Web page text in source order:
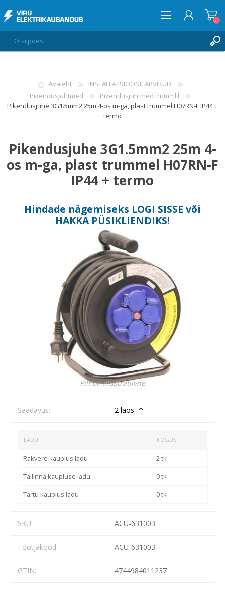
LOGI SISSE
SOOVIKORV
0
0
Avaleht
INSTALLATSIOONITARVIKUD
Pikendusjuhtmed
Pikendusjuhtmed trummlil
Pikendusjuhe 3G1.5mm2 25m 4-os m-ga, plast trummel H07RN-F IP44 +
termo
Pikendusjuhe 3G1.5mm2 25m 4-
os m-ga, plast trummel H07RN-F
IP44 + termo
Hindade nägemiseks LOGI SISSE või
HAKKA PÜSIKLIENDIKS!
Pilt on illustratiivne
Saadavus: 2 laos
LADU KOGUS
Rakvere kauplus ladu
2 tk
Tallinna kaupluse ladu
0 tk
Tartu kauplus ladu
0 tk
SKU: ACU-631003
Tootjakood: ACU-631003
GTIN: 4744984011237